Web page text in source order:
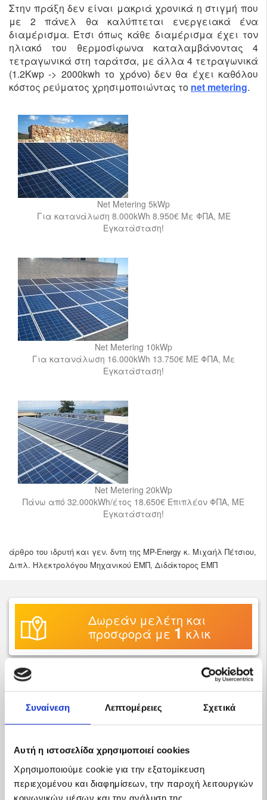
Συναίνεση Λεπτομέρειες Σχετικά
Αυτή η ιστοσελίδα χρησιμοποιεί cookies
Χρησιμοποιούμε cookie για την εξατομίκευση
περιεχομένου και διαφημίσεων, την παροχή λειτουργιών
κοινωνικών μέσων και την ανάλυση της
Στην πράξη δεν είναι μακριά χρονικά η στιγμή που
με 2 πάνελ θα καλύπτεται ενεργειακά ένα
διαμέρισμα. Έτσι όπως κάθε διαμέρισμα έχει τον
ηλιακό του θερμοσίφωνα καταλαμβάνοντας 4
τετραγωνικά στη ταράτσα, με άλλα 4 τετραγωνικά
(1.2Kwp -> 2000kwh το χρόνο) δεν θα έχει καθόλου
κόστος ρεύματος χρησιμοποιώντας το net metering.
Net Metering 5kWp
Για κατανάλωση 8.000kWh 8.950€ Με ΦΠΑ, ΜΕ
Εγκατάσταση!
Net Metering 10kWp
Για κατανάλωση 16.000kWh 13.750€ ΜΕ ΦΠΑ, Με
Εγκατάσταση!
Net Metering 20kWp
Πάνω από 32.000kWh/έτος 18.650€ Επιπλέον ΦΠΑ, ΜΕ
Εγκατάσταση!
άρθρο του ιδρυτή και γεν. δντη της MP-Energy κ. Μιχαήλ Πέτσιου,
Διπλ. Ηλεκτρολόγου Μηχανικού ΕΜΠ, Διδάκτορος ΕΜΠ
Δωρεάν μελέτη και
προσφορά με 1 κλικ